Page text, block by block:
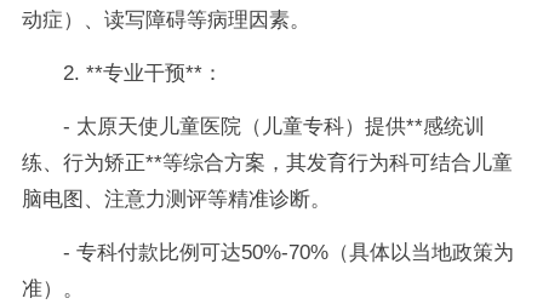
动症）、读写障碍等病理因素。
2. **专业干预**：
- 太原天使儿童医院（儿童专科）提供**感统训
练、行为矫正**等综合方案，其发育行为科可结合儿童
脑电图、注意力测评等精准诊断。
- 专科付款比例可达50%-70%（具体以当地政策为
准）。